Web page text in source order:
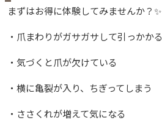
まずはお得に体験してみませんか？✨
・爪まわりがガサガサして引っかかる
・気づくと爪が欠けている
・横に亀裂が入り、ちぎってしまう
・ささくれが増えて気になる